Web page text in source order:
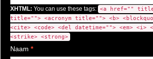
XHTML: You can use these tags: <a href=""
title=""> <acronym title=""> <b>
<cite> <code> <del datetime=""> <em> <i>
<strike> <strong>
Naam *